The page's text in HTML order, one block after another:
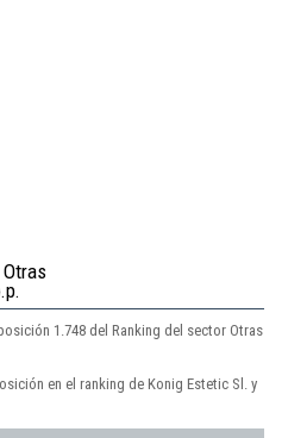
1.748 del Ranking del sector Otras
en el ranking de Konig Estetic Sl. y